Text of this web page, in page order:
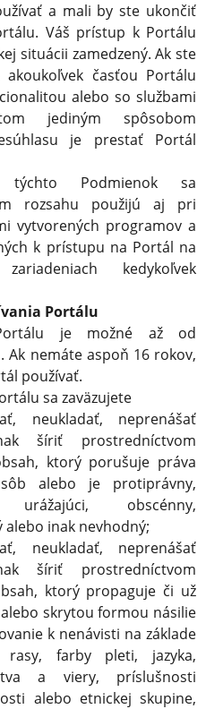
a mali by ste ukončiť
Váš prístup k Portálu
situácii zamedzený. Ak ste
akoukoľvek časťou Portálu
alebo so službami
jediným spôsobom
je prestať Portál
týchto Podmienok sa
rozsahu použijú aj pri
vytvorených programov a
k prístupu na Portál na
zariadeniach kedykoľvek
Portálu
je možné až od
Ak nemáte aspoň 16 rokov,
používať.
sa zaväzujete
neukladať, neprenášať
šíriť prostredníctvom
ktorý porušuje práva
alebo je protiprávny,
urážajúci, obscénny,
alebo inak nevhodný;
neukladať, neprenášať
šíriť prostredníctvom
ktorý propaguje či už
skrytou formou násilie
k nenávisti na základe
rasy, farby pleti, jazyka,
a viery, príslušnosti
alebo etnickej skupine,